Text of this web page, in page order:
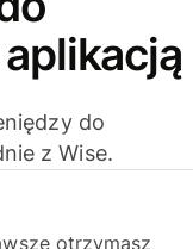
do
z Wise.
otrzymasz